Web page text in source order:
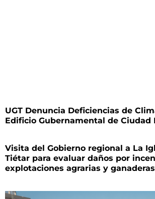
UGT Denuncia Deficiencias de
Edificio Gubernamental de Ciudad
Visita del Gobierno regional a La
Tiétar para evaluar daños por
explotaciones agrarias y ganaderas